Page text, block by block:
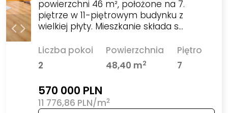
powierzchni 46 m², położone na 7.
piętrze w 11-piętrowym budynku z
wielkiej płyty. Mieszkanie składa s…
Liczba pokoi
2
Powierzchnia
48,40 m2
Piętro
7
570 000 PLN
11 776,86 PLN/m2